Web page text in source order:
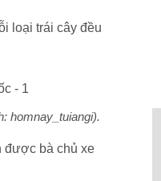
loại trái cây đều
homnay_tuiangi).
được bà chủ xe